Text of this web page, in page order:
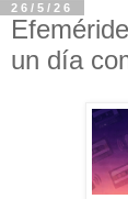
26/5/26
un día